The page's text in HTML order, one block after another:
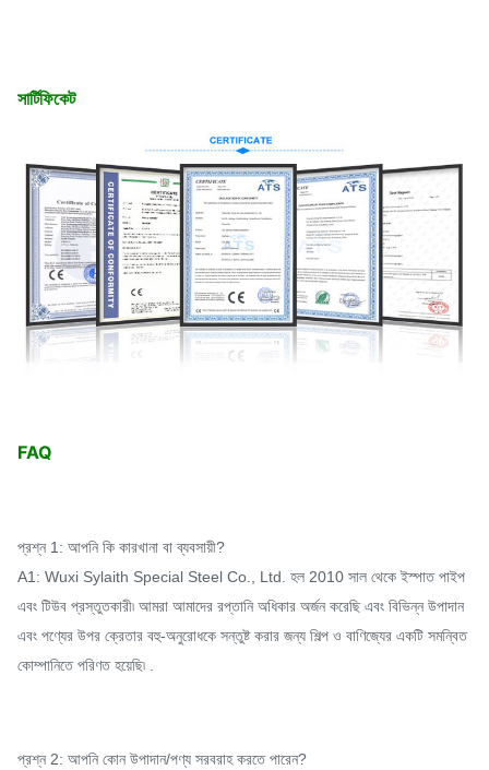
সার্টিফিকেট
FAQ
প্রশ্ন 1: আপনি কি কারখানা বা ব্যবসায়ী?
A1: Wuxi Sylaith Special Steel Co., Ltd. হল 2010 সাল থেকে ইস্পাত পাইপ
এবং টিউব প্রস্তুতকারী৷ আমরা আমাদের রপ্তানি অধিকার অর্জন করেছি এবং বিভিন্ন উপাদান
এবং পণ্যের উপর ক্রেতার বহু-অনুরোধকে সন্তুষ্ট করার জন্য শিল্প ও বাণিজ্যের একটি সমন্বিত
কোম্পানিতে পরিণত হয়েছি৷ .
প্রশ্ন 2: আপনি কোন উপাদান/পণ্য সরবরাহ করতে পারেন?